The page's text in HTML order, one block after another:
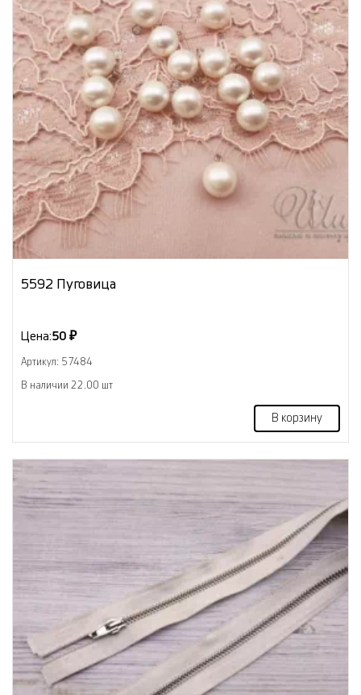
5592 Пуговица
Цена:50 ₽
Артикул: 57484
В наличии 22.00 шт
В корзину